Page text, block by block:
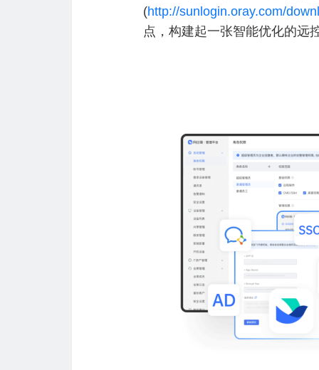
(http://sunlogin.oray.com/
点，构建起一张智能优化的远